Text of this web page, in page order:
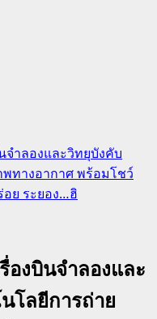
ำลองและวิทยุบังคับ
ทางอากาศ พร้อมโชว์
ย ระยอง…ฮิ
งบินจำลองและ
โลยีการถ่าย